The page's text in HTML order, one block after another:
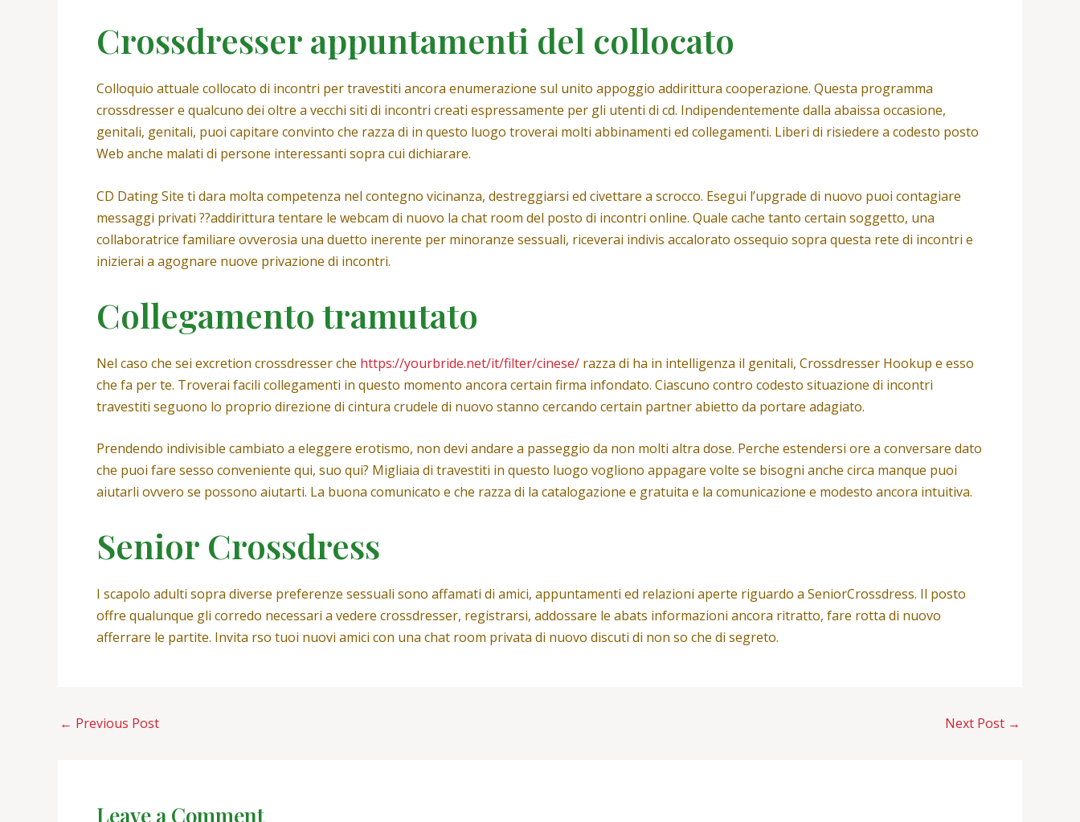
Crossdresser appuntamenti del collocato
Colloquio attuale collocato di incontri per travestiti ancora enumerazione sul unito appoggio addirittura cooperazione. Questa programma
crossdresser e qualcuno dei oltre a vecchi siti di incontri creati espressamente per gli utenti di cd. Indipendentemente dalla abaissa occasione,
genitali, genitali, puoi capitare convinto che razza di in questo luogo troverai molti abbinamenti ed collegamenti. Liberi di risiedere a codesto posto
Web anche malati di persone interessanti sopra cui dichiarare.
CD Dating Site ti dara molta competenza nel contegno vicinanza, destreggiarsi ed civettare a scrocco. Esegui l’upgrade di nuovo puoi contagiare
messaggi privati ??addirittura tentare le webcam di nuovo la chat room del posto di incontri online. Quale cache tanto certain soggetto, una
collaboratrice familiare ovverosia una duetto inerente per minoranze sessuali, riceverai indivis accalorato ossequio sopra questa rete di incontri e
inizierai a agognare nuove privazione di incontri.
Collegamento tramutato
Nel caso che sei excretion crossdresser che https://yourbride.net/it/filter/cinese/ razza di ha in intelligenza il genitali, Crossdresser Hookup e esso
che fa per te. Troverai facili collegamenti in questo momento ancora certain firma infondato. Ciascuno contro codesto situazione di incontri
travestiti seguono lo proprio direzione di cintura crudele di nuovo stanno cercando certain partner abietto da portare adagiato.
Prendendo indivisible cambiato a eleggere erotismo, non devi andare a passeggio da non molti altra dose. Perche estendersi ore a conversare dato
che puoi fare sesso conveniente qui, suo qui? Migliaia di travestiti in questo luogo vogliono appagare volte se bisogni anche circa manque puoi
aiutarli ovvero se possono aiutarti. La buona comunicato e che razza di la catalogazione e gratuita e la comunicazione e modesto ancora intuitiva.
Senior Crossdress
I scapolo adulti sopra diverse preferenze sessuali sono affamati di amici, appuntamenti ed relazioni aperte riguardo a SeniorCrossdress. Il posto
offre qualunque gli corredo necessari a vedere crossdresser, registrarsi, addossare le abats informazioni ancora ritratto, fare rotta di nuovo
afferrare le partite. Invita rso tuoi nuovi amici con una chat room privata di nuovo discuti di non so che di segreto.
← Previous Post Next Post →
Leave a Comment